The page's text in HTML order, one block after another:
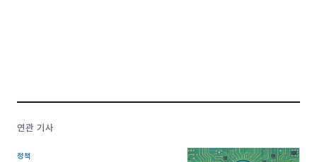
연관 기사
정책